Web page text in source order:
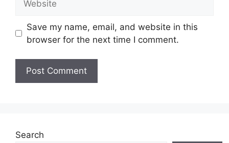
Save my name, email, and website in this
browser for the next time I comment.
Search